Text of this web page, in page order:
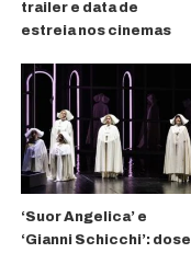
trailer e data de
estreia nos cinemas
‘Suor Angelica’ e
‘Gianni Schicchi’: dose